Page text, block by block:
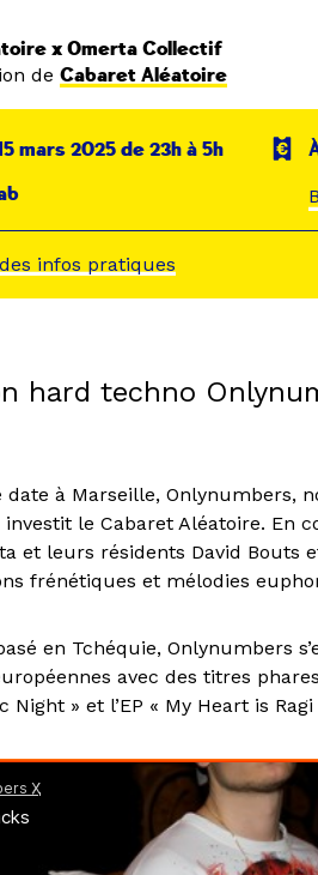
x Omerta Collectif
deCabaret Aléatoire
mars 2025 de 23h à 5h
infos pratiques
hard techno
date à Marseille, Onlynumbers,
le Cabaret Aléatoire. En
et leurs résidents David Bouts
frénétiques et mélodies
en Tchéquie, Onlynumbers
avec des titres
Night » et l’EP « My Heart is Ragi